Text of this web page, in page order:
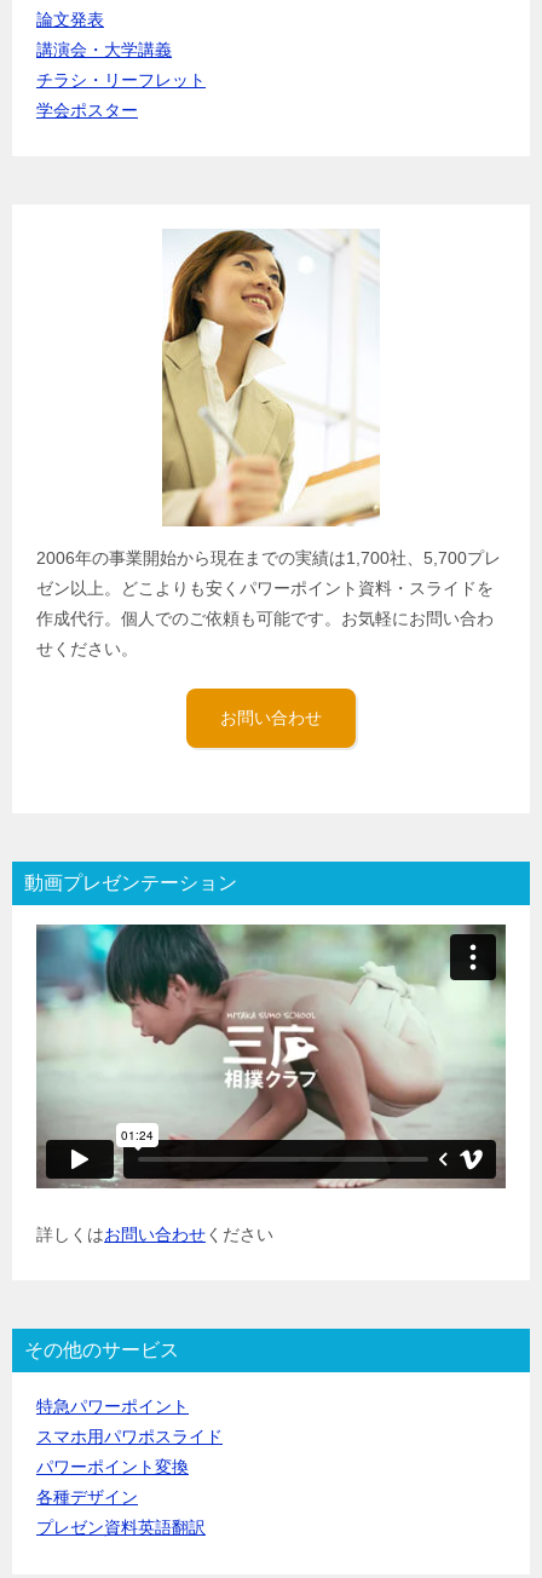
論文発表
講演会・大学講義
チラシ・リーフレット
学会ポスター
2006年の事業開始から現在までの実績は1,700社、5,700プレ
ゼン以上。どこよりも安くパワーポイント資料・スライドを
作成代行。個人でのご依頼も可能です。お気軽にお問い合わ
せください。
お問い合わせ
動画プレゼンテーション
詳しくはお問い合わせください
その他のサービス
特急パワーポイント
スマホ用パワポスライド
パワーポイント変換
各種デザイン
プレゼン資料英語翻訳